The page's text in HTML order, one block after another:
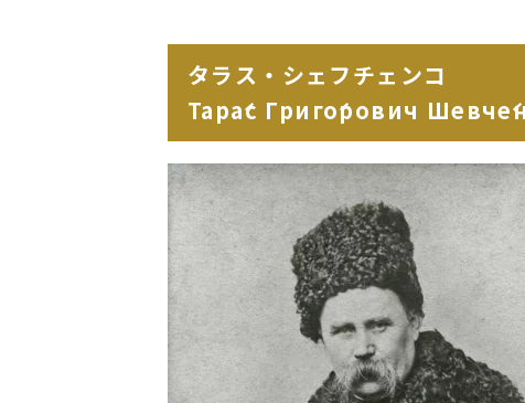
タラス・シェフチェンコ
Тара́с Григо́рович